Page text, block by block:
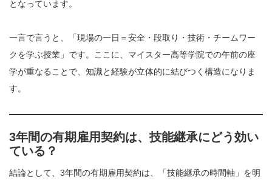
となっています。
一言で言うと、「現場の一日＝安全・段取り・技術・チームワー
クを学ぶ授業」です。ここに、マイスター高等学院での午前の座
学が重なることで、知識と経験が立体的に結びつく構造になりま
す。
3年間の有期雇用契約は、技能継承にどう効い
ている？
結論として、3年間の有期雇用契約は、「技能継承の時間軸」を明